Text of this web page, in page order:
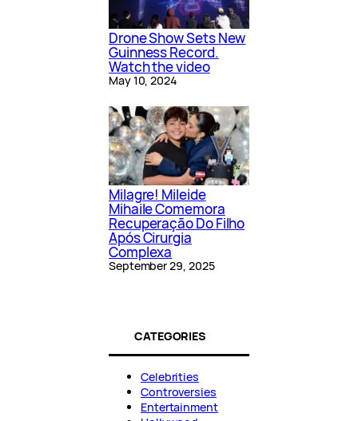
Drone Show Sets New
Guinness Record.
Watch the video
May 10, 2024
Milagre! Mileide
Mihaile Comemora
Recuperação Do Filho
Após Cirurgia
Complexa
September 29, 2025
CATEGORIES
Celebrities
Controversies
Entertainment